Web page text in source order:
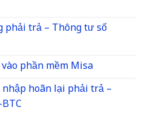
phải trả – Thông tư số
phần mềm Misa
hoãn lại phải trả –